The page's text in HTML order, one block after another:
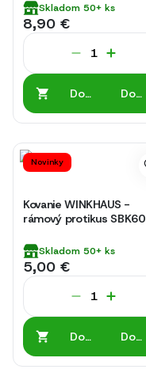
Skladom 50+ ks
8,90 €
Do
Do
Novinky
Kovanie WINKHAUS -
rámový protikus SBK60
Skladom 50+ ks
5,00 €
Do
Do